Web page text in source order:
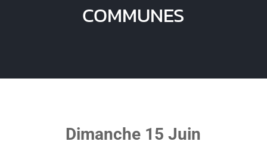
COMMUNES
Dimanche 15 Juin